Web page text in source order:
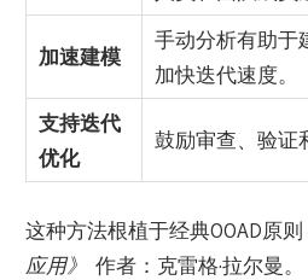
加速建模
手动分析有助于
加快迭代速度。
支持迭代
优化
鼓励审查、验证
这种方法根植于经典OOAD原
应用》
作者：克雷格·拉尔曼。